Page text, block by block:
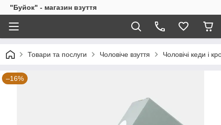
"Буйок" - магазин взуття
Товари та послуги Чоловіче взуття Чоловічі кеди і
–16%